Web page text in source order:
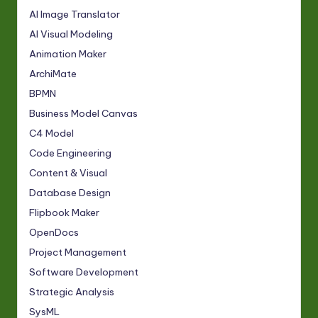
AI Image Translator
AI Visual Modeling
Animation Maker
ArchiMate
BPMN
Business Model Canvas
C4 Model
Code Engineering
Content & Visual
Database Design
Flipbook Maker
OpenDocs
Project Management
Software Development
Strategic Analysis
SysML